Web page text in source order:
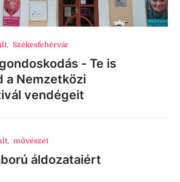
, Székesfehérvár
- Te is
a Nemzetközi
vendégeit
, művészet
áldozataiért